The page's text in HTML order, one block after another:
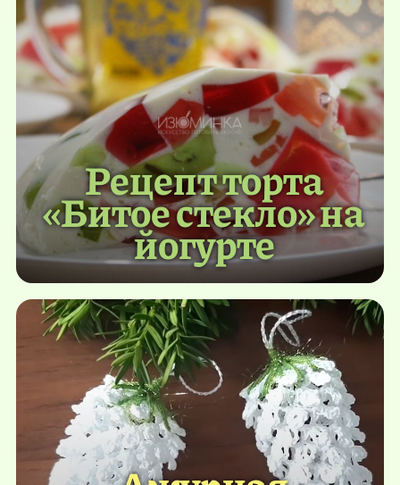
Рецепт торта
«Битое стекло» на
йогурте